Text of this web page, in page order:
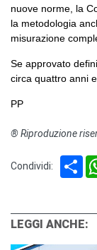
nuove norme, la
la metodologia
misurazione
Se approvato
circa quattro anni
PP
® Riproduzione
Condividi:
LEGGI ANCHE: